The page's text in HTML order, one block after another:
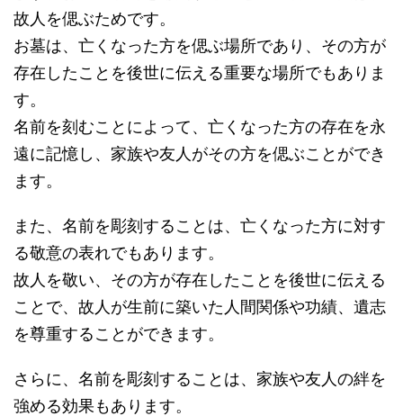
故人を偲ぶためです。
お墓は、亡くなった方を偲ぶ場所であり、その方が
存在したことを後世に伝える重要な場所でもありま
す。
名前を刻むことによって、亡くなった方の存在を永
遠に記憶し、家族や友人がその方を偲ぶことができ
ます。
また、名前を彫刻することは、亡くなった方に対す
る敬意の表れでもあります。
故人を敬い、その方が存在したことを後世に伝える
ことで、故人が生前に築いた人間関係や功績、遺志
を尊重することができます。
さらに、名前を彫刻することは、家族や友人の絆を
強める効果もあります。